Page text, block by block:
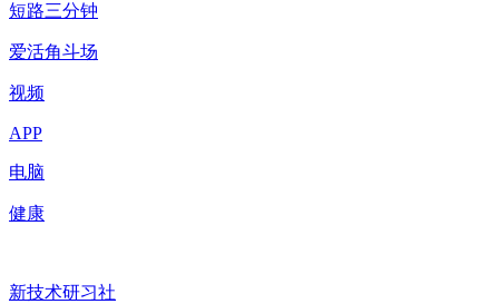
短路三分钟
爱活角斗场
视频
APP
电脑
健康
新技术研习社